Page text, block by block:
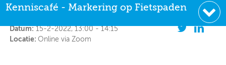
BIJEENKOMSTEN
KENNISBANK
Kenniscafé - Markering op Fietspaden
Datum: 15-2-2022, 13:00 - 14:15
Locatie: Online via Zoom